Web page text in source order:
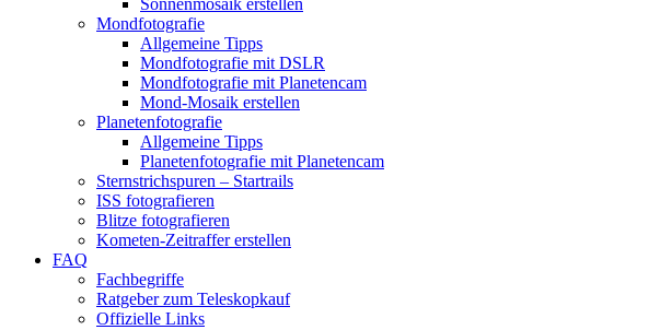
Mondfotografie
Allgemeine Tipps
Mondfotografie mit DSLR
Mondfotografie mit Planetencam
Mond-Mosaik erstellen
Planetenfotografie
Allgemeine Tipps
Planetenfotografie mit Planetencam
Sternstrichspuren – Startrails
ISS fotografieren
Blitze fotografieren
Kometen-Zeitraffer erstellen
FAQ
Fachbegriffe
Ratgeber zum Teleskopkauf
Offizielle Links